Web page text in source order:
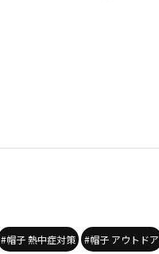
#帽子 熱中症対策 #帽子 アウトドア